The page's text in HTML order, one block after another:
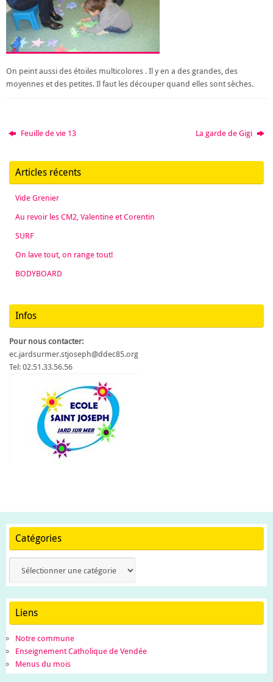
On peint aussi des étoiles multicolores . Il y en a des grandes, des
moyennes et des petites. Il faut les découper quand elles sont sèches.
Feuille de vie 13 La garde de Gigi
Articles récents
Vide Grenier
Au revoir les CM2, Valentine et Corentin
SURF
On lave tout, on range tout!
BODYBOARD
Infos
Pour nous contacter:
ec.jardsurmer.stjoseph@ddec85.org
Tel: 02.51.33.56.56
Catégories
Liens
Notre commune
Enseignement Catholique de Vendée
Menus du mois